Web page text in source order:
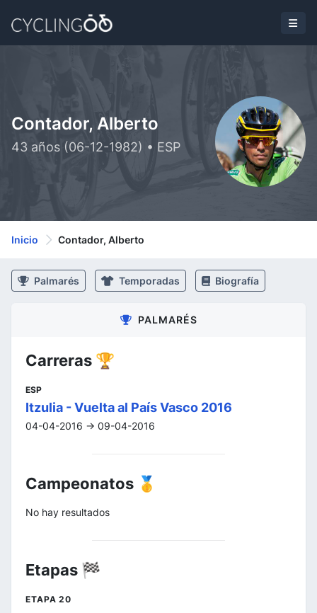
Contador, Alberto
43 años (06-12-1982) • ESP
Inicio Contador, Alberto
Palmarés Temporadas Biografía
PALMARÉS
Carreras 🏆
ESP
Itzulia - Vuelta al País Vasco 2016
04-04-2016 -> 09-04-2016
Campeonatos 🥇
No hay resultados
Etapas 🏁
ETAPA 20